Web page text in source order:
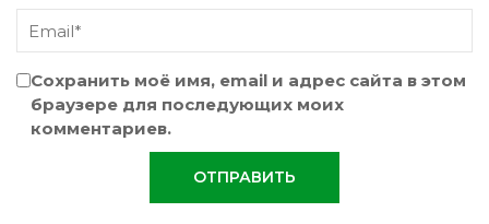
Сохранить моё имя, email и адрес сайта в этом
браузере для последующих моих
комментариев.